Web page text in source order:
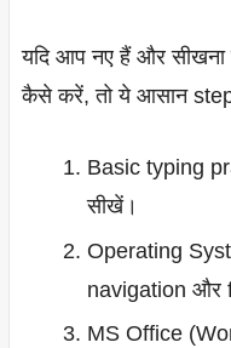
यदि आप नए हैं और
कैसे करें, तो ये आसान
Basic typing
सीखें।
Operating
navigation और
MS Office